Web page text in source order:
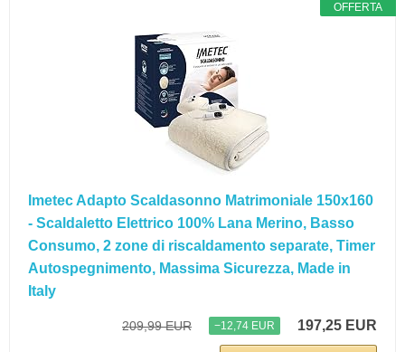
OFFERTA
Imetec Adapto Scaldasonno Matrimoniale 150x160
- Scaldaletto Elettrico 100% Lana Merino, Basso
Consumo, 2 zone di riscaldamento separate, Timer
Autospegnimento, Massima Sicurezza, Made in
Italy
209,99 EUR −12,74 EUR 197,25 EUR